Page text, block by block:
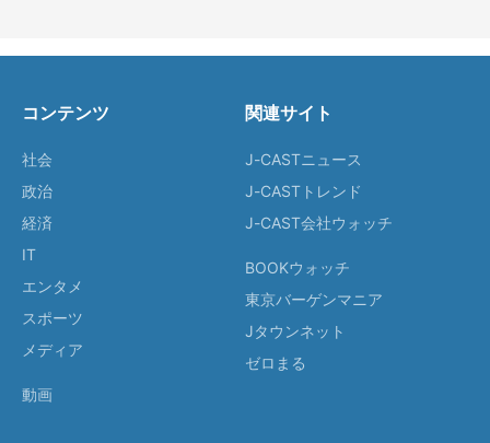
コンテンツ
社会
政治
経済
IT
エンタメ
スポーツ
メディア
動画
関連サイト
J-CASTニュース
J-CASTトレンド
J-CAST会社ウォッチ
BOOKウォッチ
東京バーゲンマニア
Jタウンネット
ゼロまる